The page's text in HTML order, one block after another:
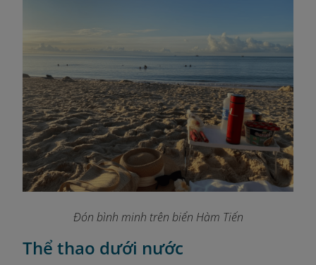
Đón bình minh trên biển Hàm Tiến
Thể thao dưới nước